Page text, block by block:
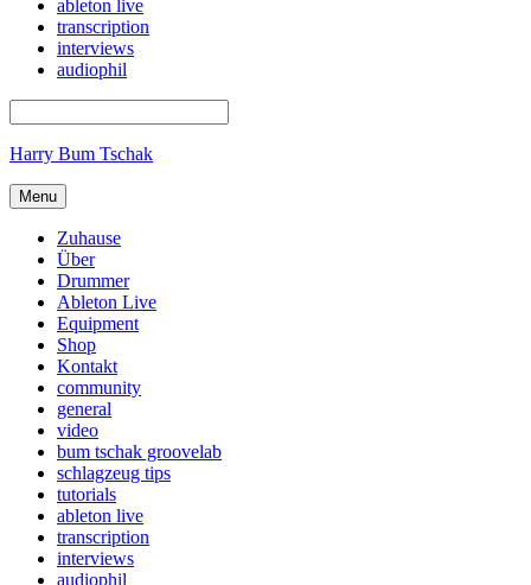
ableton live
transcription
interviews
audiophil
Harry Bum Tschak
Menu
Zuhause
Über
Drummer
Ableton Live
Equipment
Shop
Kontakt
community
general
video
bum tschak groovelab
schlagzeug tips
tutorials
ableton live
transcription
interviews
audiophil